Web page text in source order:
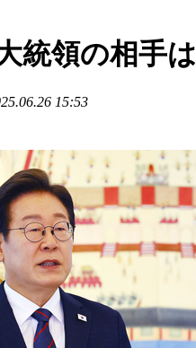
統領の相手
15:53